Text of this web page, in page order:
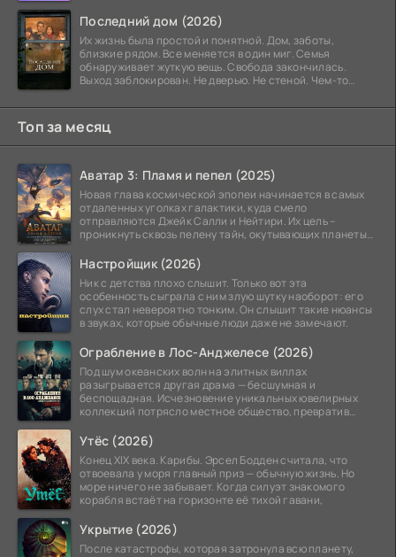
Последний дом (2026)
Их жизнь была простой и понятной. Дом, заботы,
близкие рядом. Все меняется в один миг. Семья
обнаруживает жуткую вещь. Свобода закончилась.
Выход заблокирован. Не дверью. Не стеной. Чем-то
Топ за месяц
Аватар 3: Пламя и пепел (2025)
Новая глава космической эпопеи начинается в самых
отдаленных уголках галактики, куда смело
отправляются Джейк Салли и Нейтири. Их цель –
проникнуть сквозь пелену тайн, окутывающих планеты
Настройщик (2026)
Ник с детства плохо слышит. Только вот эта
особенность сыграла с ним злую шутку наоборот: его
слух стал невероятно тонким. Он слышит такие нюансы
в звуках, которые обычные люди даже не замечают.
Ограбление в Лос-Анджелесе (2026)
Под шум океанских волн на элитных виллах
разыгрывается другая драма — бесшумная и
беспощадная. Исчезновение уникальных ювелирных
коллекций потрясло местное общество, превратив
Утёс (2026)
Конец XIX века. Карибы. Эрсел Бодден считала, что
отвоевала у моря главный приз — обычную жизнь. Но
море ничего не забывает. Когда силуэт знакомого
корабля встаёт на горизонте её тихой гавани,
Укрытие (2026)
После катастрофы, которая затронула всю планету,